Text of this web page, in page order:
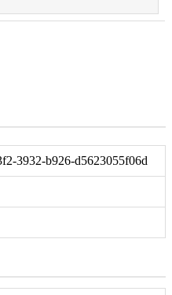
3932-b926-d5623055f06d